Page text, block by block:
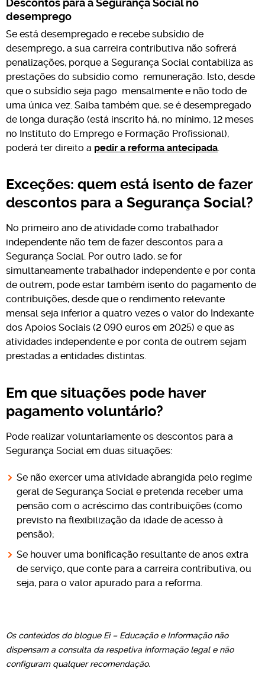
desemprego
Se está desempregado e recebe subsídio de
desemprego, a sua carreira contributiva não sofrerá
penalizações, porque a Segurança Social contabiliza as
prestações do subsídio como remuneração. Isto, desde
que o subsídio seja pago mensalmente e não todo de
uma única vez. Saiba também que, se é desempregado
de longa duração (está inscrito há, no mínimo, 12 meses
no Instituto do Emprego e Formação Profissional),
poderá ter direito a pedir a reforma antecipada
Exceções: quem está isento de fazer
descontos para a Segurança Social?
No primeiro ano de atividade como trabalhador
independente não tem de fazer descontos para a
Segurança Social. Por outro lado, se for
simultaneamente trabalhador independente e por conta
de outrem, pode estar também isento do pagamento de
contribuições, desde que o rendimento relevante
mensal seja inferior a quatro vezes o valor do Indexante
dos Apoios Sociais (2 090 euros em 2025) e que as
atividades independente e por conta de outrem sejam
prestadas a entidades distintas.
Em que situações pode haver
pagamento voluntário?
Pode realizar voluntariamente os descontos para a
Segurança Social em duas situações:
Se não exercer uma atividade abrangida pelo regime
geral de Segurança Social e pretenda receber uma
pensão com o acréscimo das contribuições (como
previsto na flexibilização da idade de acesso à
pensão);
Se houver uma bonificação resultante de anos extra
de serviço, que conte para a carreira contributiva, ou
seja, para o valor apurado para a reforma.
Os conteúdos do blogue Ei – Educação e Informação não
dispensam a consulta da respetiva informação legal e não
configuram qualquer recomendação.